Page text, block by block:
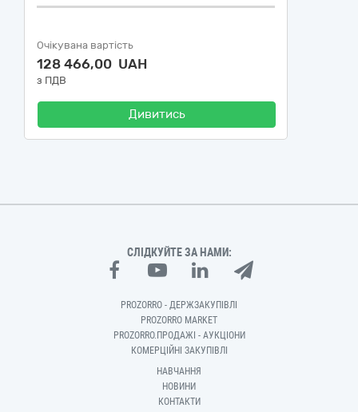
Очікувана вартість
128 466,00 UAH
з ПДВ
Дивитись
СЛІДКУЙТЕ ЗА НАМИ:
PROZORRO - ДЕРЖЗАКУПІВЛІ
PROZORRO MARKET
PROZORRO.ПРОДАЖІ - АУКЦІОНИ
КОМЕРЦІЙНІ ЗАКУПІВЛІ
НАВЧАННЯ
НОВИНИ
КОНТАКТИ